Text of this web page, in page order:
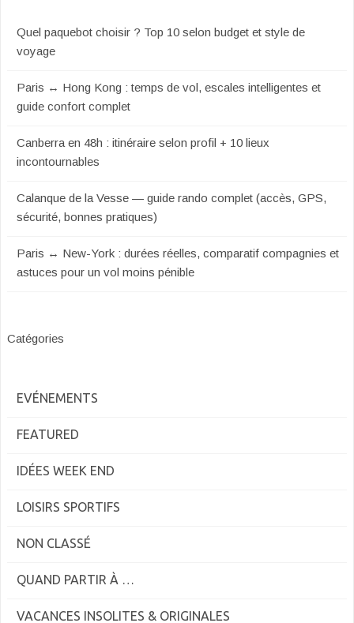
Quel paquebot choisir ? Top 10 selon budget et style de
voyage
Paris ↔ Hong Kong : temps de vol, escales intelligentes et
guide confort complet
Canberra en 48h : itinéraire selon profil + 10 lieux
incontournables
Calanque de la Vesse — guide rando complet (accès, GPS,
sécurité, bonnes pratiques)
Paris ↔ New-York : durées réelles, comparatif compagnies et
astuces pour un vol moins pénible
Catégories
EVÉNEMENTS
FEATURED
IDÉES WEEK END
LOISIRS SPORTIFS
NON CLASSÉ
QUAND PARTIR À …
VACANCES INSOLITES & ORIGINALES